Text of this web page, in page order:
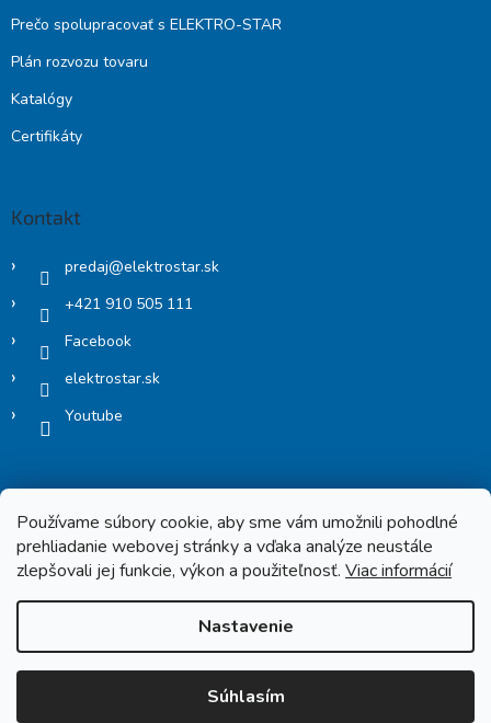
Používame súbory cookie, aby sme vám umožnili pohodlné
prehliadanie webovej stránky a vďaka analýze neustále
zlepšovali jej funkcie, výkon a použiteľnosť. Viac informácií
Nastavenie
Súhlasím
Prečo spolupracovať s ELEKTRO-STAR
Plán rozvozu tovaru
Katalógy
Certifikáty
Kontakt
predaj@elektrostar.sk
+421 910 505 111
Facebook
elektrostar.sk
Youtube
Copyright 2026Elektrostar.shop. Všetky práva vyhradené.